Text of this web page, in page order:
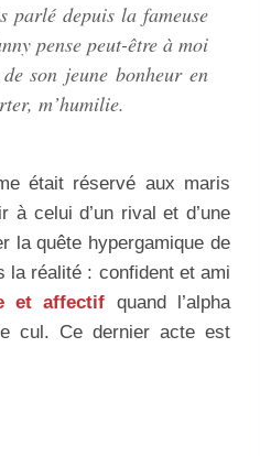
parlé depuis la fameuse
pense peut-être à moi
son jeune bonheur en
m’humilie.
était réservé aux maris
celui d’un rival et d’une
la quête hypergamique de
la réalité : confident et ami
et affectif quand l’alpha
cul. Ce dernier acte est